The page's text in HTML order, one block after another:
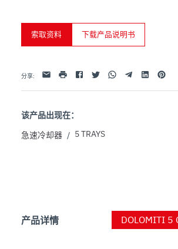
索取资料 下载产品说明书
分享: 电子邮件
打印 FacebookTwitterWhatsappTelegramLinkedinPinterest
该产品出现在：
急速冷却器 / 5 TRAYS
产品详情